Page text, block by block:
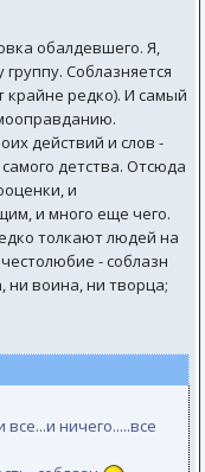
обалдевшего. Я,
Соблазняется
крайне редко). И самый
действий и слов -
детства. Отсюда
и
и много еще чего.
толкают людей на
- соблазн
ни воина, ни творца;
ничего.....все